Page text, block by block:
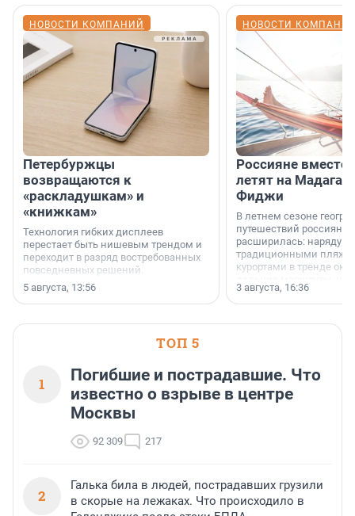
НОВОСТИ КОМПАНИЙ
Петербуржцы
возвращаются к
«раскладушкам» и
«книжкам»
Технология гибких дисплеев
перестает быть нишевым трендом и
переходит в разряд востребованных
повседневных решений.
5 августа, 13:56
НОВОСТИ
Россияне вместо
летят на
Фиджи
В летнем сезоне
путешествий россиян
расширилась: наряду с
традиционными
курортами в тренде
острова Африки и Азии,
свидетельствуют
3 августа, 16:36
ТОП 5
1
Погибшие и пострадавшие. Что
известно о взрыве в центре
Москвы
92 309 217
2
Галька била в людей, пострадавших грузили
в скорые на лежаках. Что происходило в